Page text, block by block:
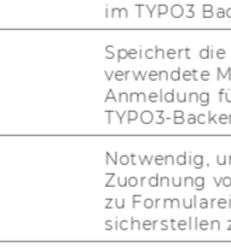
NewsletterBluesky
im TYPO3
Speichert
verwendete
Anmeldung
TYPO3-
Notwendig,
Zuordnung
zu
sicherstellen